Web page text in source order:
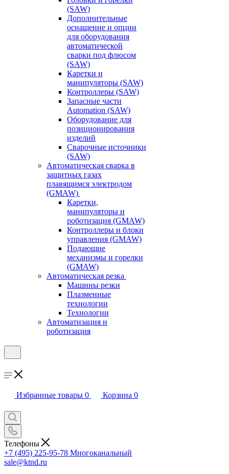
(SAW)
Дополнительные
оснащение и опции
для оборудования
автоматической
сварки под флюсом
(SAW)
Каретки и
манипуляторы (SAW)
Контроллеры (SAW)
Запасные части
Automation (SAW)
Оборудование для
позиционирования
изделий
Сварочные источники
(SAW)
Автоматическая сварка в
защитных газах
плавящимся электродом
(GMAW)
Каретки,
манипуляторы и
роботизация (GMAW)
Контроллеры и блоки
управления (GMAW)
Подающие
механизмы и горелки
(GMAW)
Автоматическая резка
Машины резки
Плазменные
технологии
Технологии
Автоматизация и
роботизация
Избранные товары 0 Корзина 0
Телефоны
+7 (495) 225-95-78 Многоканальный
sale@ktnd.ru